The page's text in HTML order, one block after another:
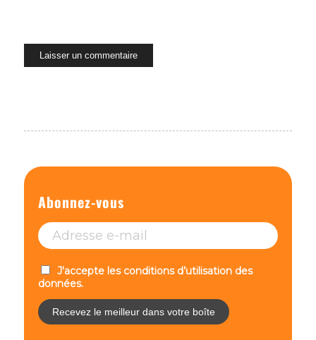
Abonnez-vous
J'accepte les conditions d’utilisation des
données.